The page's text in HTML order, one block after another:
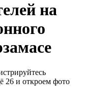
на
26 и откроем фото